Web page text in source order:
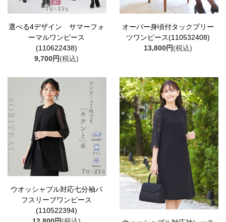
選べる4デザイン サマーフォ
ーマルワンピース
(110622438)
9,700円(税込)
オーバー身頃付タックプリー
ツワンピース(110532408)
13,800円(税込)
ウオッシャブル対応七分袖パ
フスリーブワンピース
(110522394)